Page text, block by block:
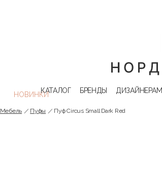
КАТАЛОГ БРЕНДЫ ДИЗАЙНЕРАМ
Мебель Пуфы Пуф Circus Small Dark Red